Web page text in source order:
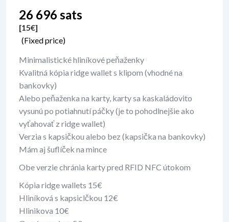
26 696 sats
[15€]
(Fixed price)
Minimalistické hliníkové peňaženky
Kvalitná kópia ridge wallet s klipom (vhodné na
bankovky)
Alebo peňaženka na karty, karty sa kaskaládovito
vysunú po potiahnutí páčky (je to pohodlnejšie ako
vyťahovať z ridge wallet)
Verzia s kapsičkou alebo bez (kapsička na bankovky)
Mám aj šuflíček na mince
Obe verzie chránia karty pred RFID NFC útokom
Kópia ridge wallets 15€
Hliníková s kapsiclčkou 12€
Hlinikova 10€